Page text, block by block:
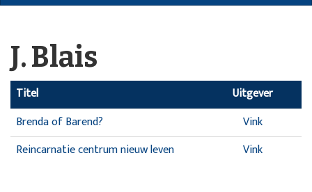
J. Blais
Titel
Uitgever
Brenda of Barend?
Vink
Reincarnatie centrum nieuw leven
Vink